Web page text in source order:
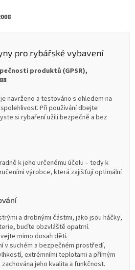
pro rybářské vybavení
produktů (GPSR),
navrženo a testováno s ohledem na
Při používání dbejte
si rybaření užili bezpečně a bez
k jeho určenému účelu – tedy k
výrobce, která zajišťují optimální
a drobnými částmi, jako jsou háčky,
buďte obzvláště opatrní.
mimo dosah dětí.
v suchém a bezpečném prostředí,
extrémními teplotami a přímým
jeho kvalita a funkčnost.